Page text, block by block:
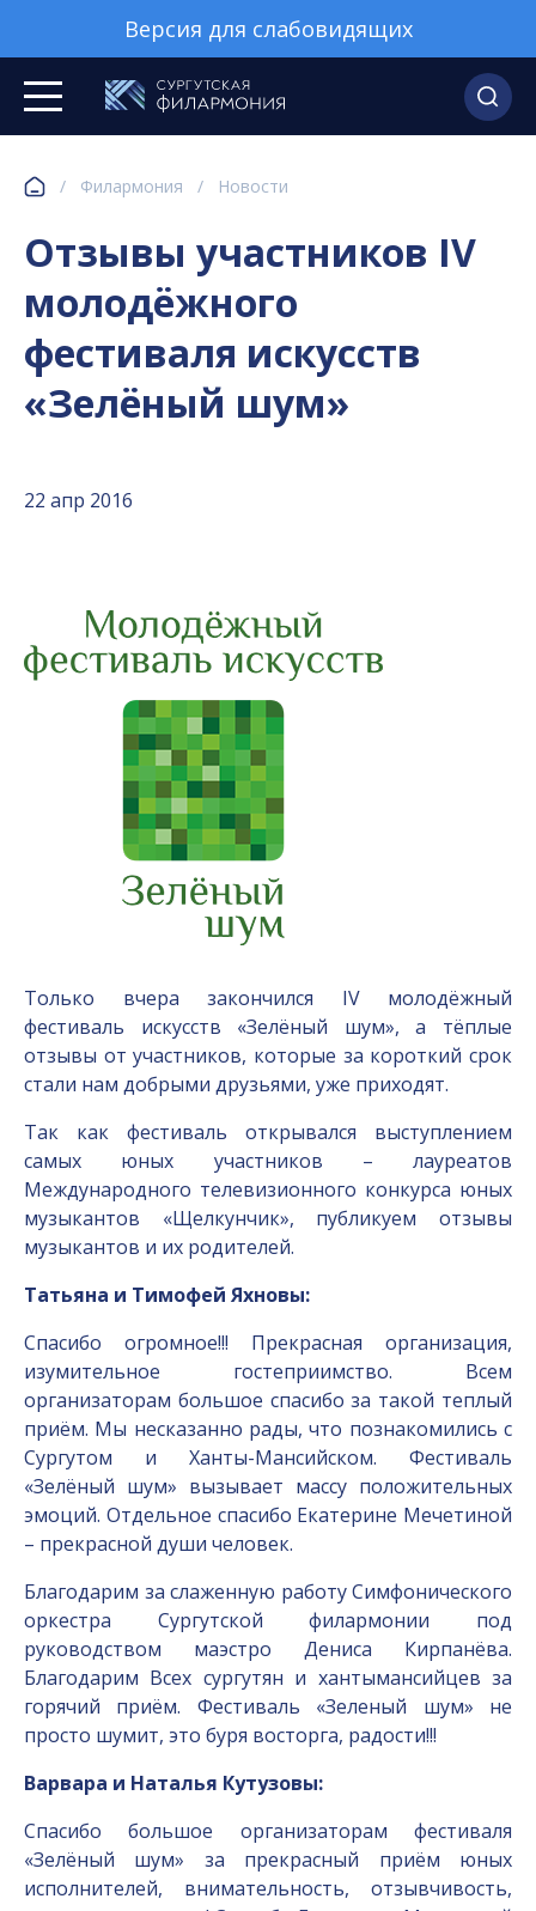
Версия для слабовидящих
/ Филармония / Новости
Отзывы участников IV
молодёжного
фестиваля искусств
«Зелёный шум»
22 апр 2016
Только вчера закончился IV молодёжный
фестиваль искусств «Зелёный шум», а тёплые
отзывы от участников, которые за короткий срок
стали нам добрыми друзьями, уже приходят.
Так как фестиваль открывался выступлением
самых юных участников – лауреатов
Международного телевизионного конкурса юных
музыкантов «Щелкунчик», публикуем отзывы
музыкантов и их родителей.
Татьяна и Тимофей Яхновы:
Спасибо огромное!!! Прекрасная организация,
изумительное гостеприимство. Всем
организаторам большое спасибо за такой теплый
приём. Мы несказанно рады, что познакомились с
Сургутом и Ханты-Мансийском. Фестиваль
«Зелёный шум» вызывает массу положительных
эмоций. Отдельное спасибо Екатерине Мечетиной
– прекрасной души человек.
Благодарим за слаженную работу Симфонического
оркестра Сургутской филармонии под
руководством маэстро Дениса Кирпанёва.
Благодарим Всех сургутян и хантымансийцев за
горячий приём. Фестиваль «Зеленый шум» не
просто шумит, это буря восторга, радости!!!
Варвара и Наталья Кутузовы:
Спасибо большое организаторам фестиваля
«Зелёный шум» за прекрасный приём юных
исполнителей, внимательность, отзывчивость,